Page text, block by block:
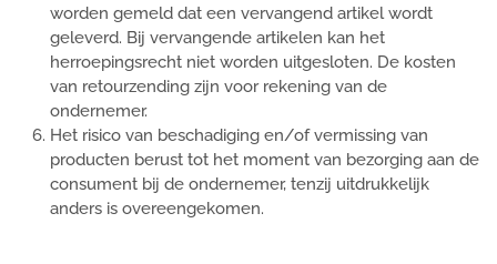
worden gemeld dat een vervangend artikel wordt
geleverd. Bij vervangende artikelen kan het
herroepingsrecht niet worden uitgesloten. De kosten
van retourzending zijn voor rekening van de
ondernemer.
Het risico van beschadiging en/of vermissing van
producten berust tot het moment van bezorging aan de
consument bij de ondernemer, tenzij uitdrukkelijk
anders is overeengekomen.